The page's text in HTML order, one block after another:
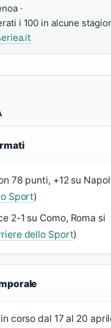
·
i 100 in alcune
78 punti, +12 su
Sport)
2-1 su Como, Roma si
dello Sport)
corso dal 17 al 20